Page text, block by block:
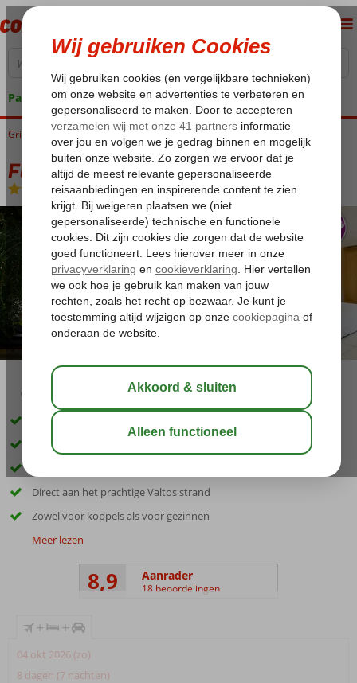
Pakketgarantie
Home
Griekenland Parga Parga-Stad Fly & Go Parga Beach Resort
Fly & Go Parga Beach Resort
Logies en ontbijt-Hotel
03:30
Inclusief huurauto
Luxueus en sfeervol resort
Direct aan het prachtige Valtos strand
Zowel voor koppels als voor gezinnen
Meer lezen
8,9 Aanrader
18 beoordelingen
+ +
04 okt 2026 (zo)
8 dagen (7 nachten)